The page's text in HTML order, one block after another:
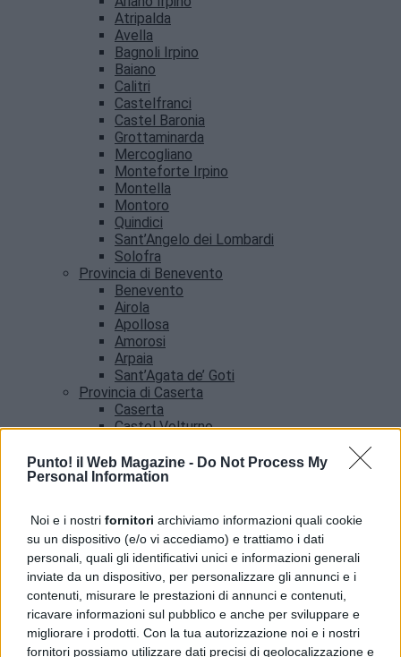
Punto! il Web Magazine - Do Not Process My
Personal Information
Noi e i nostri fornitori archiviamo informazioni quali cookie
su un dispositivo (e/o vi accediamo) e trattiamo i dati
personali, quali gli identificativi unici e informazioni generali
inviate da un dispositivo, per personalizzare gli annunci e i
contenuti, misurare le prestazioni di annunci e contenuti,
ricavare informazioni sul pubblico e anche per sviluppare e
migliorare i prodotti. Con la tua autorizzazione noi e i nostri
fornitori possiamo utilizzare dati precisi di geolocalizzazione e
Atripalda
Avella
Bagnoli Irpino
Baiano
Calitri
Castelfranci
Castel Baronia
Grottaminarda
Mercogliano
Monteforte Irpino
Montella
Montoro
Quindici
Sant’Angelo dei Lombardi
Solofra
Provincia di Benevento
Benevento
Airola
Apollosa
Amorosi
Arpaia
Sant’Agata de’ Goti
Provincia di Caserta
Caserta
Castel Volturno
Provincia di Salerno
Salerno
Amalfi
Angri
Castellabate
News